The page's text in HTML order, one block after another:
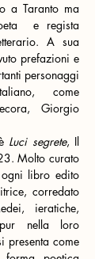
a Taranto ma
e regista
A sua
prefazioni e
personaggi
come
Giorgio
Luci segrete, Il
Molto curato
libro edito
corredato
ieratiche,
nella loro
presenta come